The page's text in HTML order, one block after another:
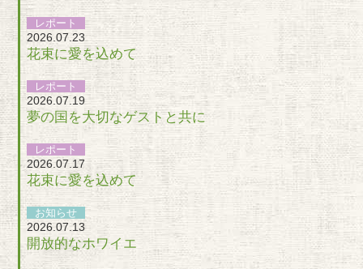
レポート
2026.07.23
花束に愛を込めて
レポート
2026.07.19
夢の国を大切なゲストと共に
レポート
2026.07.17
花束に愛を込めて
お知らせ
2026.07.13
開放的なホワイエ